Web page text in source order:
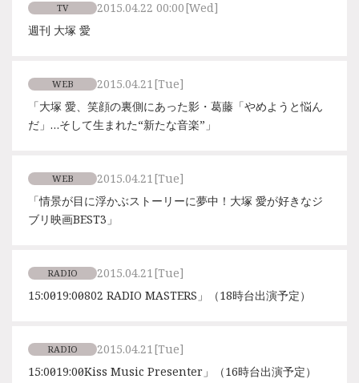
TV 2015.04.22 00:00[Wed]
週刊 大塚 愛
WEB 2015.04.21[Tue]
「大塚 愛、笑顔の裏側にあった影・葛藤「やめようと悩ん
だ」…そして生まれた“新たな音楽”」
WEB 2015.04.21[Tue]
「情景が目に浮かぶストーリーに夢中！大塚 愛が好きなジ
ブリ映画BEST3」
RADIO 2015.04.21[Tue]
15:00〜19:00「802 RADIO MASTERS」（18時台出演予定）
RADIO 2015.04.21[Tue]
15:00〜19:00「Kiss Music Presenter」（16時台出演予定）